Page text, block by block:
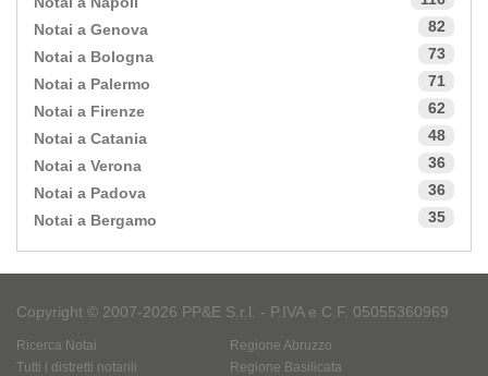
Notai a Genova
82
Notai a Bologna
73
Notai a Palermo
71
Notai a Firenze
62
Notai a Catania
48
Notai a Verona
36
Notai a Padova
36
Notai a Bergamo
35
Copyright © 2007-2026 PP&E S.r.l. - P.IVA e C.F. 05055360969
Ricerca Notai
Tutti i distretti notarili
Regione Abruzzo
Regione Basilicata